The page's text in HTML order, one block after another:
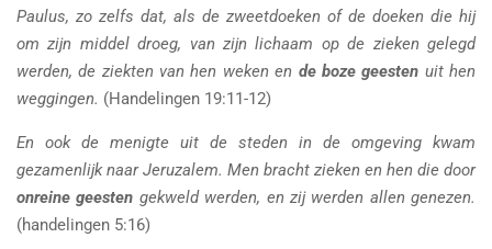
Paulus, zo zelfs dat, als de zweetdoeken of de doeken die hij
om zijn middel droeg, van zijn lichaam op de zieken gelegd
werden, de ziekten van hen weken en de boze geesten uit hen
weggingen. (Handelingen 19:11-12)
En ook de menigte uit de steden in de omgeving kwam
gezamenlijk naar Jeruzalem. Men bracht zieken en hen die door
onreine geesten gekweld werden, en zij werden allen genezen.
(handelingen 5:16)